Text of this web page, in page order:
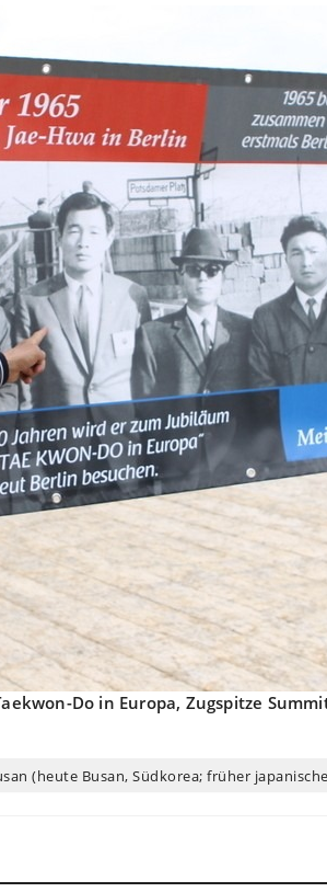
Do in Europa, Zugspitze
(heute Busan, Südkorea; früher